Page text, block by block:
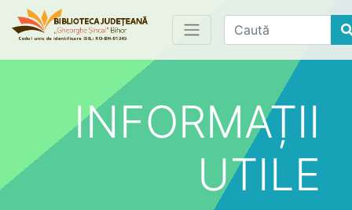
Find
INFORMAȚII
UTILE